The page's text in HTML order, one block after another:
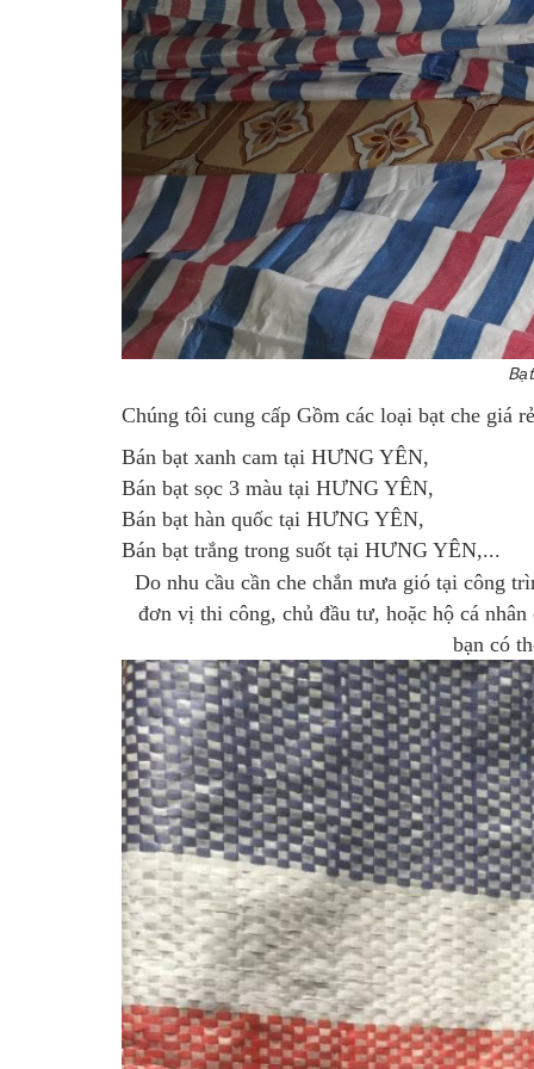
Chúng tôi cung cấp Gồm các loại bạt che giá
Bán bạt xanh cam tại HƯNG YÊN,
Bán bạt sọc 3 màu tại HƯNG YÊN,
Bán bạt hàn quốc tại HƯNG YÊN,
Bán bạt trắng trong suốt tại HƯNG YÊN,...
Do nhu cầu cần che chắn mưa gió tại công
đơn vị thi công, chủ đầu tư, hoặc hộ cá
bạn có